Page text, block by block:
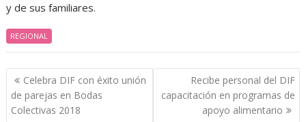
y de sus familiares.
REGIONAL
Navegación
de
entradas
Celebra DIF con éxito unión
de parejas en Bodas
Colectivas 2018
Recibe personal del DIF
capacitación en programas de
apoyo alimentario